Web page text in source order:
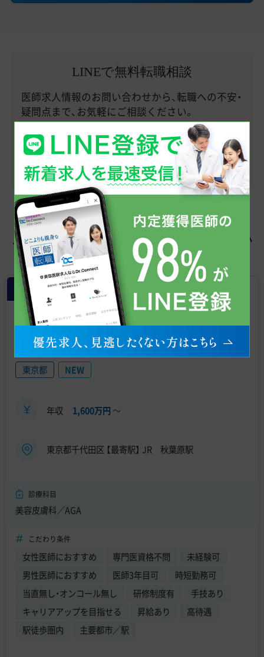
LINEで無料転職相談
医師求人情報のお問い合わせから、転職への不安・
疑問点まで、お気軽にご相談ください。
まずはお友だち登録から！
友だち追加
この求人を見た人はこちらも見てい
ます
常勤
【秋葉原／週4日 年収 1600万円前後】
AGA・オンライン美容皮膚科・常勤医
師募集／週3日～OK／採血可能な医
師募集／自由診療未経験OK
東京都 NEW
年収 1,600万円 〜
東京都千代田区 【最寄駅】 JR 秋葉原駅
診療科目
美容皮膚科／AGA
こだわり条件
女性医師におすすめ 専門医資格不問
未経験可
男性医師におすすめ
医師3年目可
時短勤務可
当直無し・オンコール無し
研修制度有
手技あり
キャリアアップを目指せる
昇給あり
高待遇
駅徒歩圏内
主要都市／駅